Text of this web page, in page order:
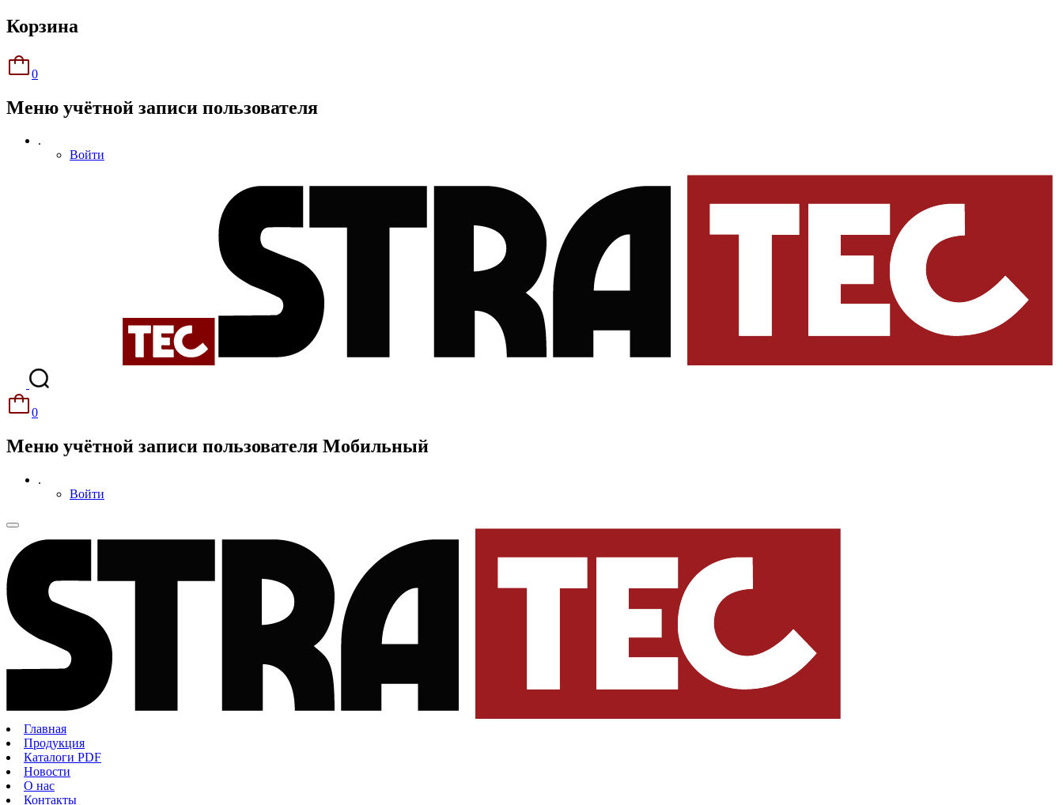
Корзина
0
Меню учётной записи пользователя
.
Войти
0
Меню учётной записи пользователя Мобильный
.
Войти
Главная
Продукция
Каталоги PDF
Новости
О нас
Контакты